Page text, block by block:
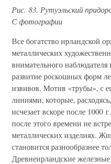
Рис. 83. Рутуэльский
С фотографии
Все богатство ирландской
металлических
внимательного наблюдателя
развитие роскошных форм
извивов. Мотив «трубы», с
линиями, которые,
исчезает вскоре после 1000
после этого времени не
металлических изделиях.
становится разнообразнее
Древнеирландские